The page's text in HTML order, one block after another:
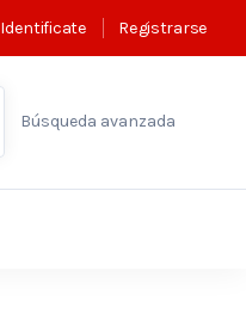
Identificate Registrarse
Búsqueda avanzada